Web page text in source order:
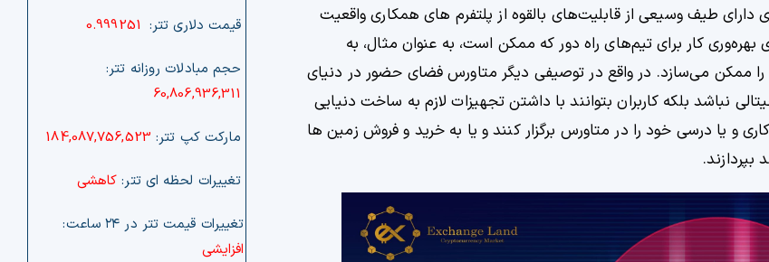
دارای طیف وسیعی از قابلیت‌های بالقوه از پلتفرم ‌های همکاری واقعیت
کار برای تیم‌های راه دور که ممکن است، به عنوان مثال، به
را ممکن می‌سازد. در واقع در توصیفی دیگر متاورس فضای حضور در دنیای
نباشد بلکه کاربران بتوانند با داشتن تجهیزات لازم به ساخت دنیایی
و یا درسی خود را در متاورس برگزار کنند و یا به خرید و فروش زمین ها
قیمت دلاری تتر: 0.999251
حجم مبادلات روزانه تتر:
60,806,936,311
مارکت کپ تتر: 184,087,756,523
تغییرات لحظه ای تتر: کاهشی
تغییرات قیمت تتر در ۲۴ ساعت:
افزایشی